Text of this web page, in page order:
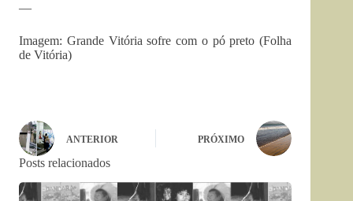
—
Imagem: Grande Vitória sofre com o pó preto (Folha
de Vitória)
ANTERIOR PRÓXIMO
Posts relacionados